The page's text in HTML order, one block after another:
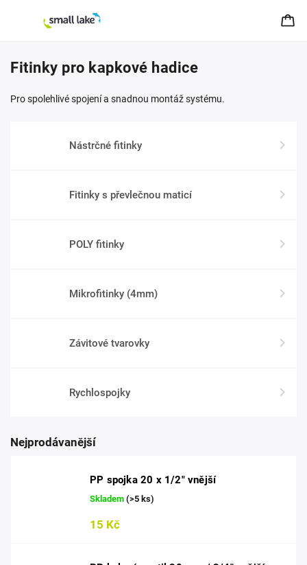
Fitinky pro kapkové hadice
Pro spolehlivé spojení a snadnou montáž systému.
Nástrčné fitinky
Fitinky s převlečnou maticí
POLY fitinky
Mikrofitinky (4mm)
Závitové tvarovky
Rychlospojky
Nejprodávanější
PP spojka 20 x 1/2" vnější
Skladem (>5 ks)
15 Kč